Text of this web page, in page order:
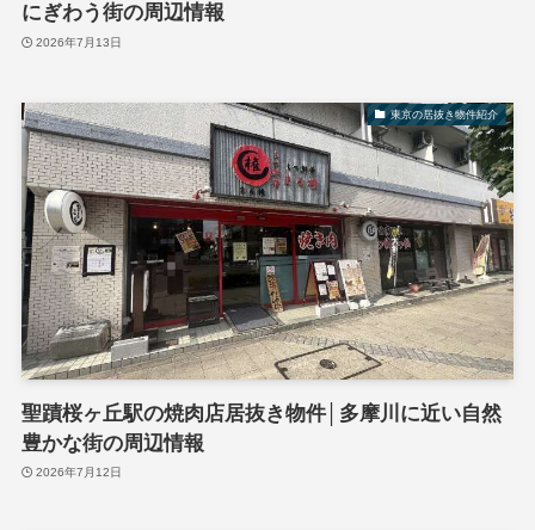
にぎわう街の周辺情報
2026年7月13日
東京の居抜き物件紹介
聖蹟桜ヶ丘駅の焼肉店居抜き物件│多摩川に近い自然
豊かな街の周辺情報
2026年7月12日